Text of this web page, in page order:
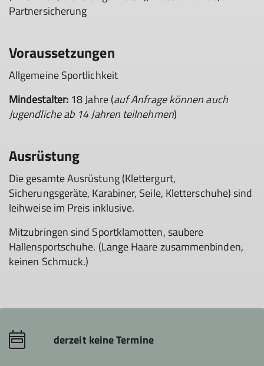
Partnersicherung
Voraussetzungen
Allgemeine Sportlichkeit
Mindestalter: 18 Jahre (auf Anfrage können auch
Jugendliche ab 14 Jahren teilnehmen)
Ausrüstung
Die gesamte Ausrüstung (Klettergurt,
Sicherungsgeräte, Karabiner, Seile, Kletterschuhe) sind
leihweise im Preis inklusive.
Mitzubringen sind Sportklamotten, saubere
Hallensportschuhe. (Lange Haare zusammenbinden,
keinen Schmuck.)
derzeit keine Termine